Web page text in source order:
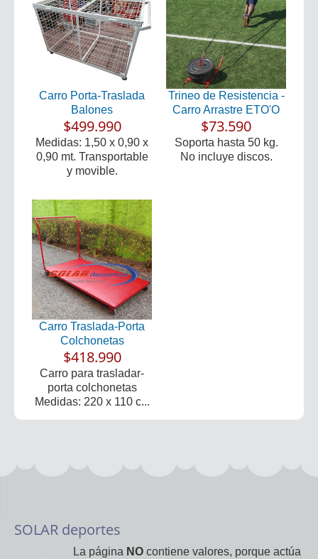
Carro Porta-Traslada
Balones
$499.990
Medidas: 1,50 x 0,90 x
0,90 mt. Transportable
y movible.
Trineo de Resistencia -
Carro Arrastre ETO'O
$73.590
Soporta hasta 50 kg.
No incluye discos.
Carro Traslada-Porta
Colchonetas
$418.990
Carro para trasladar-
porta colchonetas
Medidas: 220 x 110 c...
SOLAR deportes
La página NO contiene valores, porque actúa